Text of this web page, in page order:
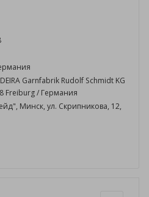
Garnfabrik Rudolf Schmidt KG
Freiburg / Германия
Минск, ул. Скрипникова, 12,